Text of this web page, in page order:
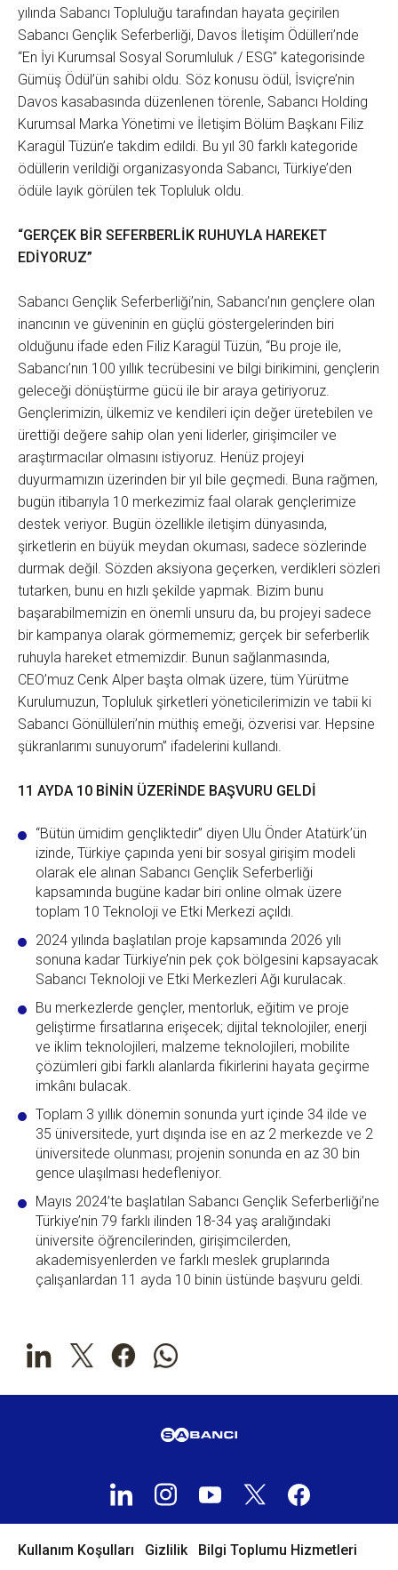
yılında Sabancı Topluluğu tarafından hayata geçirilen
Sabancı Gençlik Seferberliği, Davos İletişim Ödülleri’nde
“En İyi Kurumsal Sosyal Sorumluluk / ESG” kategorisinde
Gümüş Ödül’ün sahibi oldu. Söz konusu ödül, İsviçre’nin
Davos kasabasında düzenlenen törenle, Sabancı Holding
Kurumsal Marka Yönetimi ve İletişim Bölüm Başkanı Filiz
Karagül Tüzün’e takdim edildi. Bu yıl 30 farklı kategoride
ödüllerin verildiği organizasyonda Sabancı, Türkiye’den
ödüle layık görülen tek Topluluk oldu.
“GERÇEK BİR SEFERBERLİK RUHUYLA HAREKET
EDİYORUZ”
Sabancı Gençlik Seferberliği’nin, Sabancı’nın gençlere olan
inancının ve güveninin en güçlü göstergelerinden biri
olduğunu ifade eden Filiz Karagül Tüzün, “Bu proje ile,
Sabancı’nın 100 yıllık tecrübesini ve bilgi birikimini, gençlerin
geleceği dönüştürme gücü ile bir araya getiriyoruz.
Gençlerimizin, ülkemiz ve kendileri için değer üretebilen ve
ürettiği değere sahip olan yeni liderler, girişimciler ve
araştırmacılar olmasını istiyoruz. Henüz projeyi
duyurmamızın üzerinden bir yıl bile geçmedi. Buna rağmen,
bugün itibarıyla 10 merkezimiz faal olarak gençlerimize
destek veriyor. Bugün özellikle iletişim dünyasında,
şirketlerin en büyük meydan okuması, sadece sözlerinde
durmak değil. Sözden aksiyona geçerken, verdikleri sözleri
tutarken, bunu en hızlı şekilde yapmak. Bizim bunu
başarabilmemizin en önemli unsuru da, bu projeyi sadece
bir kampanya olarak görmememiz; gerçek bir seferberlik
ruhuyla hareket etmemizdir. Bunun sağlanmasında,
CEO’muz Cenk Alper başta olmak üzere, tüm Yürütme
Kurulumuzun, Topluluk şirketleri yöneticilerimizin ve tabii ki
Sabancı Gönüllüleri’nin müthiş emeği, özverisi var. Hepsine
şükranlarımı sunuyorum” ifadelerini kullandı.
11 AYDA 10 BİNİN ÜZERİNDE BAŞVURU GELDİ
“Bütün ümidim gençliktedir” diyen Ulu Önder Atatürk’ün
izinde, Türkiye çapında yeni bir sosyal girişim modeli
olarak ele alınan Sabancı Gençlik Seferberliği
kapsamında bugüne kadar biri online olmak üzere
toplam 10 Teknoloji ve Etki Merkezi açıldı.
2024 yılında başlatılan proje kapsamında 2026 yılı
sonuna kadar Türkiye’nin pek çok bölgesini kapsayacak
Sabancı Teknoloji ve Etki Merkezleri Ağı kurulacak.
Bu merkezlerde gençler, mentorluk, eğitim ve proje
geliştirme fırsatlarına erişecek; dijital teknolojiler, enerji
ve iklim teknolojileri, malzeme teknolojileri, mobilite
çözümleri gibi farklı alanlarda fikirlerini hayata geçirme
imkânı bulacak.
Toplam 3 yıllık dönemin sonunda yurt içinde 34 ilde ve
35 üniversitede, yurt dışında ise en az 2 merkezde ve 2
üniversitede olunması; projenin sonunda en az 30 bin
gence ulaşılması hedefleniyor.
Mayıs 2024’te başlatılan Sabancı Gençlik Seferberliği’ne
Türkiye’nin 79 farklı ilinden 18-34 yaş aralığındaki
üniversite öğrencilerinden, girişimcilerden,
akademisyenlerden ve farklı meslek gruplarında
çalışanlardan 11 ayda 10 binin üstünde başvuru geldi.
Kullanım Koşulları Gizlilik
Bilgi Toplumu Hizmetleri